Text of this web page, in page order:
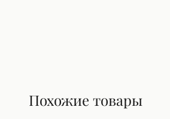
Похожие товары